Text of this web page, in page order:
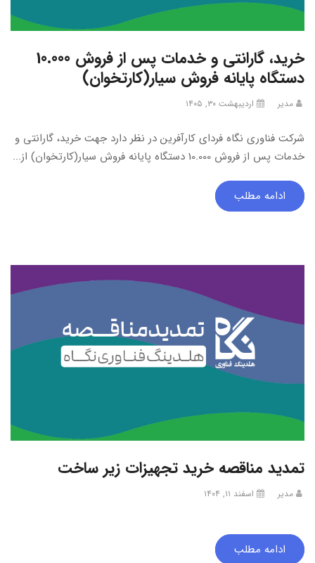
خرید، گارانتی و خدمات پس از فروش 10.000
دستگاه پایانه فروش سیار(کارتخوان)
مدیر اردیبهشت ۳۰, ۱۴۰۵
شرکت فناوری نگاه فردای کارآفرین در نظر دارد جهت خرید، گارانتی و
خدمات پس از فروش 10.000 دستگاه پایانه فروش سیار(کارتخوان) از...
ادامه مطلب
تمدید مناقصه خرید تجهیزات زیر ساخت
مدیر اسفند ۱۱, ۱۴۰۴
ادامه مطلب